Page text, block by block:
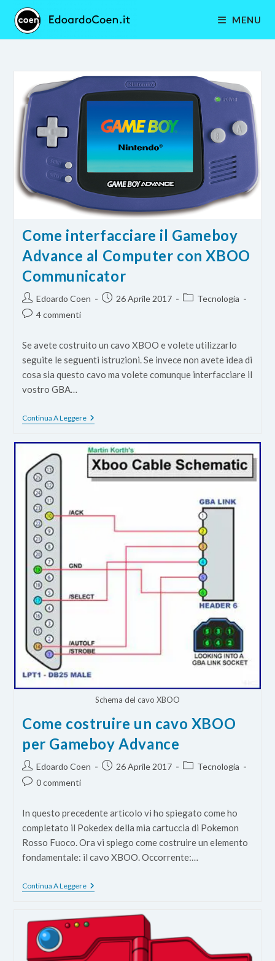
contenuto
MENU
Come interfacciare il Gameboy
Advance al Computer con XBOO
Communicator
Autore
dell'articolo:
Edoardo Coen
Articolo26 Aprile 2017
Categoria
Tecnologia
Commenti
4 commenti
Se avete costruito un cavo XBOO e volete utilizzarlo
seguite le seguenti istruzioni. Se invece non avete idea di
cosa sia questo cavo ma volete comunque interfacciare il
vostro GBA…
Continua A LeggereCome
Interfacciare
Gameboy
Advance
Al
Computer
Schema del cavo XBOO
Come costruire un cavo XBOO
per Gameboy Advance
Autore
dell'articolo:
Edoardo Coen
Articolo26 Aprile 2017
Categoria
Tecnologia
Commenti
0 commenti
In questo precedente articolo vi ho spiegato come ho
completato il Pokedex della mia cartuccia di Pokemon
Rosso Fuoco. Ora vi spiego come costruire un elemento
fondamentale: il cavo XBOO. Occorrente:…
Continua A LeggereCome
Costruire
Cavo
XBOO
Per
Gameboy
Advance